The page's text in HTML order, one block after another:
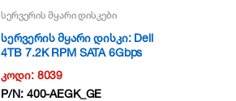
სერვერის მყარი დისკები
სერვერის მყარი დისკი: Dell
4TB 7.2K RPM SATA 6Gbps
400-AEGK_GE
კოდი: 8039
P/N: 400-AEGK_GE